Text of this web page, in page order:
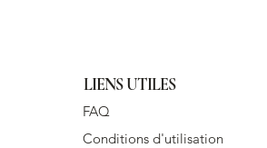
LIENS UTILES
FAQ
Conditions d'utilisation